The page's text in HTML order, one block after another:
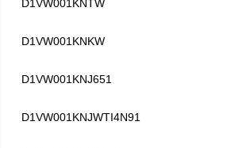
D1VW001KNTW
D1VW001KNKW
D1VW001KNJ651
D1VW001KNJWTI4N91